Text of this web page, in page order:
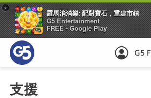
羅馬消消樂: 配對寶石，重建市鎮
G5 Entertainment
FREE - Google Play
+
G5
支援